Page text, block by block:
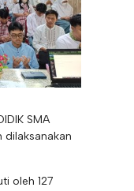
SMA
dilaksanakan
oleh 127